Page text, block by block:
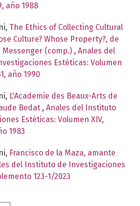
año 1988
The Ethics of Collecting Cultural
Culture? Whose Property?, de
Messenger (comp.) , Anales del
Estéticas: Volumen
año 1990
L'Academie des Beaux-Arts de
Bedat , Anales del Instituto
Estéticas: Volumen XIV,
1983
Francisco de la Maza, amante
del Instituto de Investigaciones
123-1/2023